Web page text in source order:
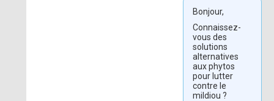
Bonjour,
Connaissez-
vous des
solutions
alternatives
aux phytos
pour lutter
contre le
mildiou ?